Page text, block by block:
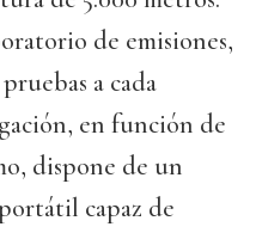
de emisiones,
a cada
en función de
dispone de un
capaz de